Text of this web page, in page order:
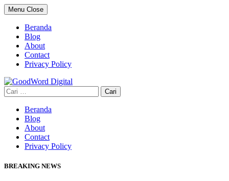
Skip
to
content
Menu Close
Beranda
Blog
About
Contact
Privacy Policy
Cari
untuk:
Beranda
Blog
About
Contact
Privacy Policy
BREAKING NEWS